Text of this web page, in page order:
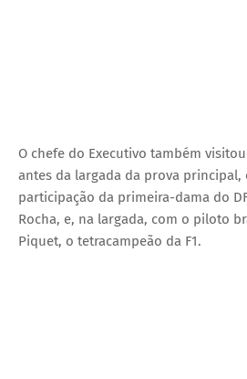
O chefe do Executivo também
antes da largada da prova principal,
participação da primeira-dama do
Rocha, e, na largada, com o piloto
Piquet, o tetracampeão da F1.